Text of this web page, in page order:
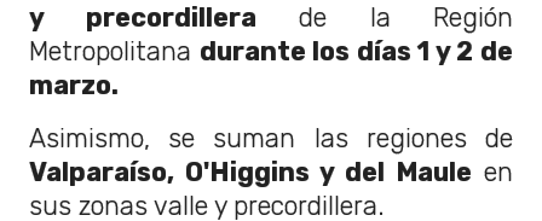
y precordillera de la Región
Metropolitana durante los días 1 y 2 de
marzo.
Asimismo, se suman las regiones de
Valparaíso, O'Higgins y del Maule en
sus zonas valle y precordillera.